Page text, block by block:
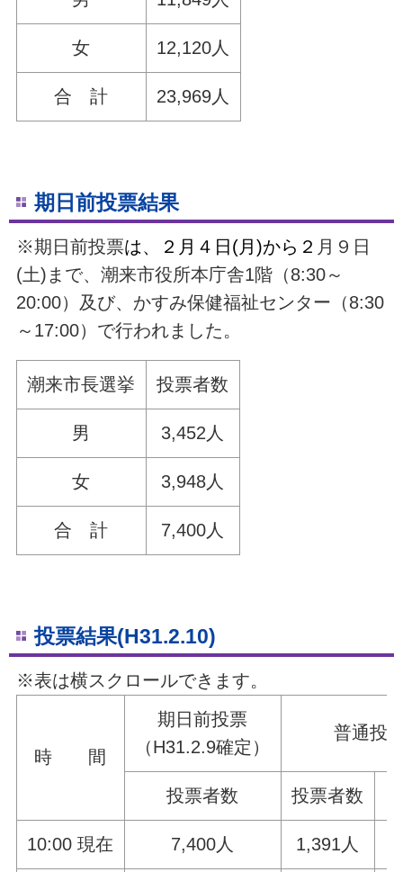
女 12,120人
合 計 23,969人
期日前投票結果
※期日前投票は、２月４日(月)から２ 月９日
(土)まで、潮来市役所本庁舎1階（8:30～
20:00）及び、かすみ保健福祉センター（8:30
～17:00）で行われました。
潮来市長選挙 投票者数
男 3,452人
女 3,948人
合 計 7,400人
投票結果(H31.2.10)
※表は横スクロールできます。
時 間
期日前投票
（H31.2.9確定）
普通投
投票者数 投票者数
10:00 現在 7,400人 1,391人